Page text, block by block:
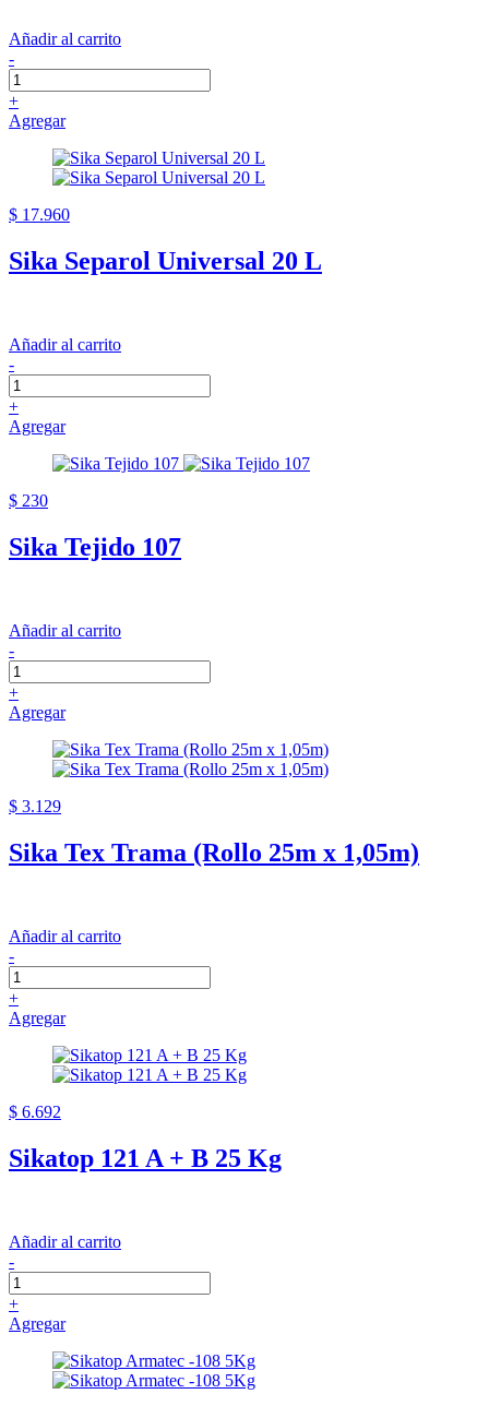
Añadir al carrito
-
+
Agregar
$ 17.960
Sika Separol Universal 20 L
Añadir al carrito
-
+
Agregar
$ 230
Sika Tejido 107
Añadir al carrito
-
+
Agregar
$ 3.129
Sika Tex Trama (Rollo 25m x 1,05m)
Añadir al carrito
-
+
Agregar
$ 6.692
Sikatop 121 A + B 25 Kg
Añadir al carrito
-
+
Agregar